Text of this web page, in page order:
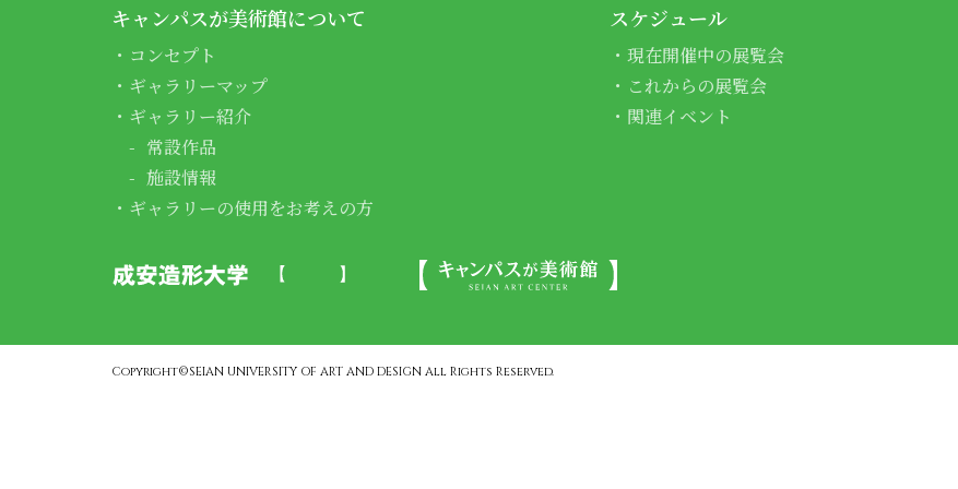
キャンパスが美術館について
コンセプト
ギャラリーマップ
ギャラリー紹介
常設作品
施設情報
ギャラリーの使用をお考えの方
スケジュール
現在開催中の展覧会
これからの展覧会
関連イベント
Copyright©SEIAN UNIVERSITY OF ART AND DESIGN All Rights Reserved.